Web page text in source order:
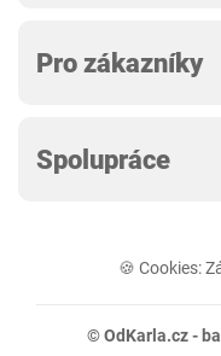
Pro zákazníky
Spolupráce
🍪 Cookies:
© OdKarla.cz -